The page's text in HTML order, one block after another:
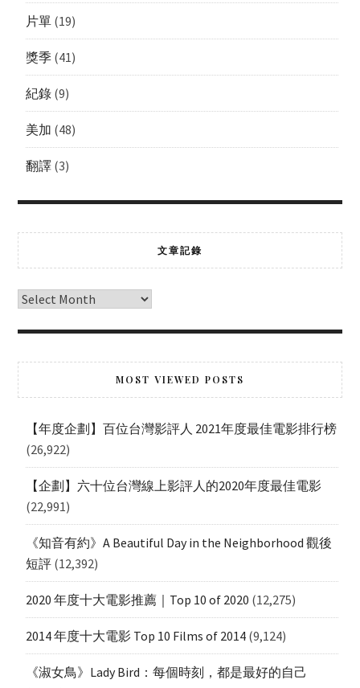
片單(19)
獎季(41)
紀錄(9)
美加 (48)
翻譯(3)
文章記錄
MOST VIEWED POSTS
【年度企劃】百位台灣影評人 2021年度最佳電影排行榜
(26,922)
【企劃】六十位台灣線上影評人的2020年度最佳電影
(22,991)
《知音有約》A Beautiful Day in the Neighborhood 觀後
短評 (12,392)
2020 年度十大電影推薦｜Top 10 of 2020 (12,275)
2014 年度十大電影 Top 10 Films of 2014 (9,124)
《淑女鳥》Lady Bird：每個時刻，都是最好的自己